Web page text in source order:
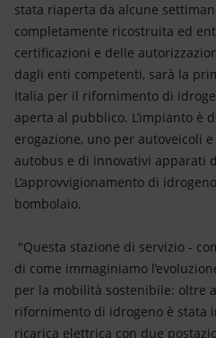
stata riaperta da alcune
completamente ricostruita ed
certificazioni e delle
dagli enti competenti, sarà la
Italia per il rifornimento di
aperta al pubblico. L’impianto è
erogazione, uno per autoveicoli
autobus e di innovativi apparati
L’approvvigionamento di
bombolaio.
"Questa stazione di servizio -
di come immaginiamo
per la mobilità sostenibile: oltre
rifornimento di idrogeno è stata
ricarica elettrica con due